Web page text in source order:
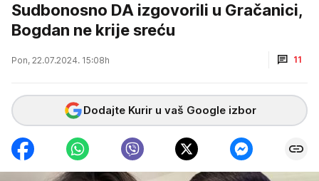
Sudbonosno DA izgovorili u Gračanici,
Bogdan ne krije sreću
Pon, 22.07.2024. 15:08h 11
Dodajte Kurir u vaš Google izbor